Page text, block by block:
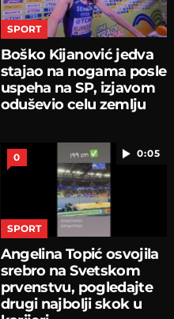
SPORT
Boško Kijanović jedva
stajao na nogama posle
uspeha na SP, izjavom
oduševio celu zemlju
0:05
0
SPORT
Angelina Topić osvojila
srebro na Svetskom
prvenstvu, pogledajte
drugi najbolji skok u